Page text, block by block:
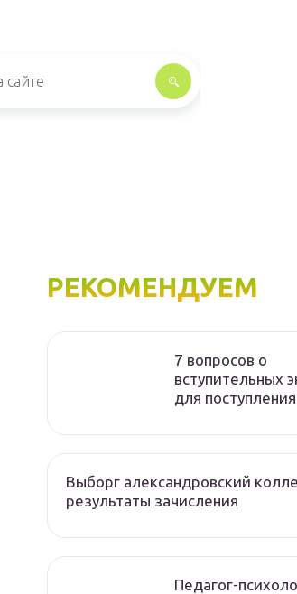
РЕКОМЕНДУЕМ
7 вопросов о
вступительных
для
Выборг александровский
результаты зачисления
Педагог-